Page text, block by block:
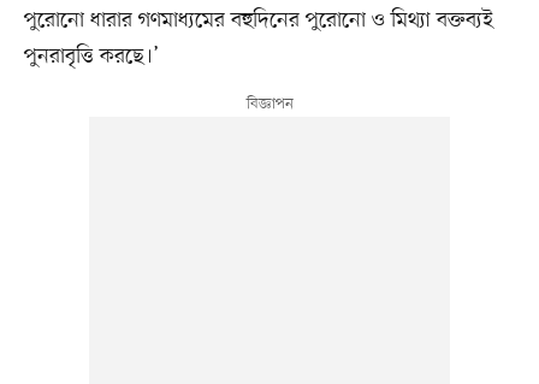
পুরোনো ধারার গণমাধ্যমের বহুদিনের পুরোনো ও মিথ্যা বক্তব্যই
পুনরাবৃত্তি করছে।’